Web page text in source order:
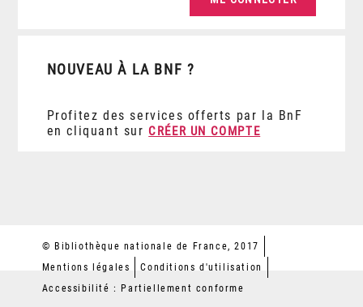
NOUVEAU À LA BNF ?
Profitez des services offerts par la BnF
en cliquant sur CRÉER UN COMPTE
© Bibliothèque nationale de France, 2017
Mentions légales
Conditions d'utilisation
Accessibilité : Partiellement conforme